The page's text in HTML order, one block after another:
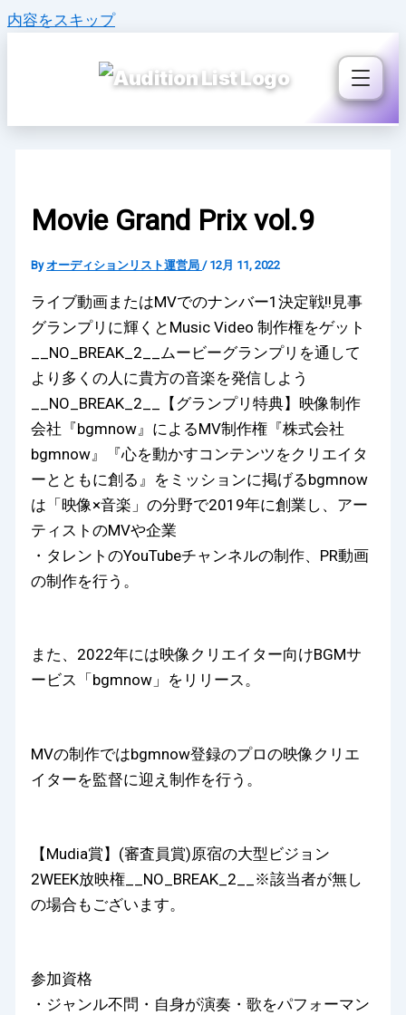
内容をスキップ
Movie Grand Prix vol.9
Byオーディションリスト運営局 / 12月 11, 2022
ライブ動画またはMVでのナンバー1決定戦!!見事
グランプリに輝くとMusic Video 制作権をゲット
__NO_BREAK_2__ムービーグランプリを通して
より多くの人に貴方の音楽を発信しよう
__NO_BREAK_2__【グランプリ特典】映像制作
会社『bgmnow』によるMV制作権『株式会社
bgmnow』『心を動かすコンテンツをクリエイタ
ーとともに創る』をミッションに掲げるbgmnow
は「映像×音楽」の分野で2019年に創業し、アー
ティストのMVや企業
・タレントのYouTubeチャンネルの制作、PR動画
の制作を行う。
また、2022年には映像クリエイター向けBGMサ
ービス「bgmnow」をリリース。
MVの制作ではbgmnow登録のプロの映像クリエ
イターを監督に迎え制作を行う。
【Mudia賞】(審査員賞)原宿の大型ビジョン
2WEEK放映権__NO_BREAK_2__※該当者が無し
の場合もございます。
参加資格
・ジャンル不問・自身が演奏・歌をパフォーマン